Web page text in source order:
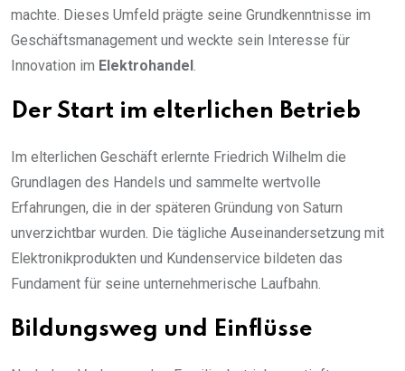
machte. Dieses Umfeld prägte seine Grundkenntnisse im
Geschäftsmanagement und weckte sein Interesse für
Innovation im Elektrohandel .
Der Start im elterlichen Betrieb
Im elterlichen Geschäft erlernte Friedrich Wilhelm die
Grundlagen des Handels und sammelte wertvolle
Erfahrungen, die in der späteren Gründung von Saturn
unverzichtbar wurden. Die tägliche Auseinandersetzung mit
Elektronikprodukten und Kundenservice bildeten das
Fundament für seine unternehmerische Laufbahn.
Bildungsweg und Einflüsse